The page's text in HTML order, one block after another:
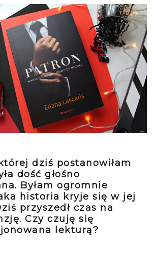
dziś postanowiłam
dość głośno
Byłam ogromnie
historia kryje się w jej
przyszedł czas na
Czy czuję się
lekturą?